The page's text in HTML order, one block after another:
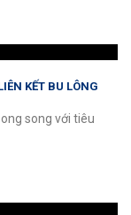
KẾT BU LÔNG
song với tiêu